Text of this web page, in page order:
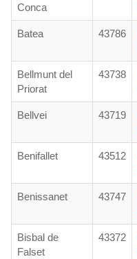
Conca
Batea 43786
Bellmunt del
Priorat
43738
Bellvei 43719
Benifallet 43512
Benissanet 43747
Bisbal de
Falset
43372